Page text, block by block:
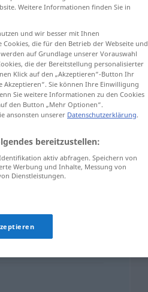
Weitere Informationen finden Sie in
und wir besser mit Ihnen
die für den Betrieb der Webseite und
auf Grundlage unserer Vorauswahl
die der Bereitstellung personalisierter
Klick auf den „Akzeptieren“-Button Ihr
Akzeptieren“. Sie können Ihre Einwilligung
Sie weitere Informationen zu den Cookies
den Button „Mehr Optionen“.
ansonsten unserer Datenschutzerklärung.
bereitzustellen:
aktiv abfragen. Speichern von
Werbung und Inhalte, Messung von
Dienstleistungen.